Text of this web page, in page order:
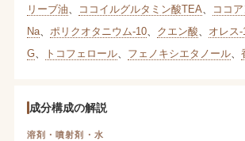
リーブ油
ココイルグルタミン酸TEA ココ
Na、 ポリクオタニウム-10、 クエン酸 オレス-
G、 トコフェロール、 フェノキシエタノール、
成分構成の解説
溶剤・噴射剤・水